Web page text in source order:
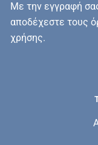
Με την εγγραφή
αποδέχεστε τους
χρήσης.